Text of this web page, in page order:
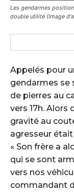
Les gendarmes
double utilité (Image
Appelés pour
gendarmes se
de pierres au
vers 17h. Alors
gravité au
agresseur
« Son frère a
qui se sont
vers nos
commandant